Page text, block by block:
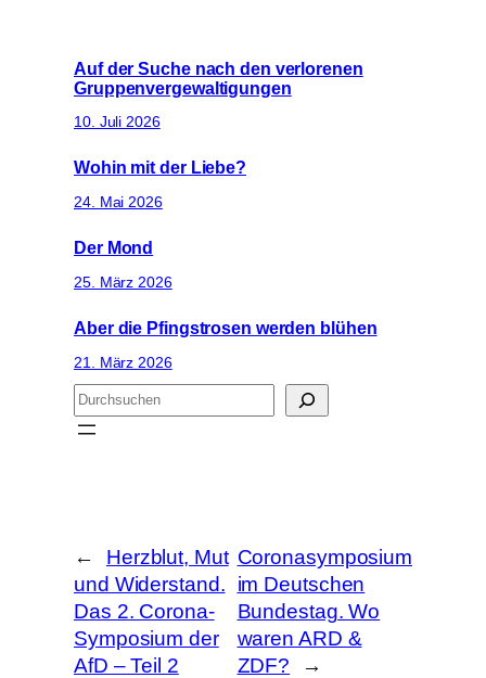
Auf der Suche nach den verlorenen
Gruppenvergewaltigungen
10. Juli 2026
Wohin mit der Liebe?
24. Mai 2026
Der Mond
25. März 2026
Aber die Pfingstrosen werden blühen
21. März 2026
S
u
←
Herzblut, Mut
und Widerstand.
Das 2. Corona-
Symposium der
AfD – Teil 2
Coronasymposium
im Deutschen
Bundestag. Wo
waren ARD &
ZDF?
→